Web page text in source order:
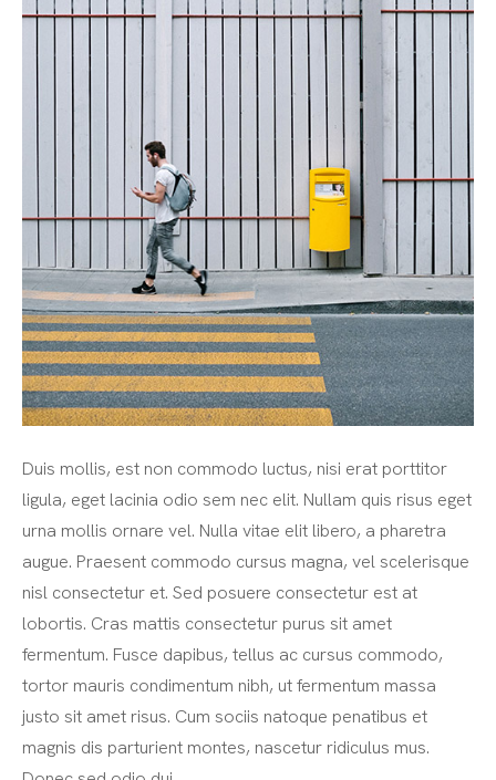
Duis mollis, est non commodo luctus, nisi erat porttitor
ligula, eget lacinia odio sem nec elit. Nullam quis risus eget
urna mollis ornare vel. Nulla vitae elit libero, a pharetra
augue. Praesent commodo cursus magna, vel scelerisque
nisl consectetur et. Sed posuere consectetur est at
lobortis. Cras mattis consectetur purus sit amet
fermentum. Fusce dapibus, tellus ac cursus commodo,
tortor mauris condimentum nibh, ut fermentum massa
justo sit amet risus. Cum sociis natoque penatibus et
magnis dis parturient montes, nascetur ridiculus mus.